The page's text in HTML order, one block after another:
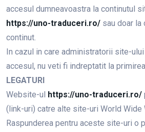
accesul dumneavoastra la continutul
https://uno-traduceri.ro/ sau doar la
continut.
In cazul in care administratorii site-
accesul, nu veti fi indreptatit la
LEGATURI
Website-ul https://uno-traduceri.ro/
(link-uri) catre alte site-uri World Wide
Raspunderea pentru aceste site-uri o